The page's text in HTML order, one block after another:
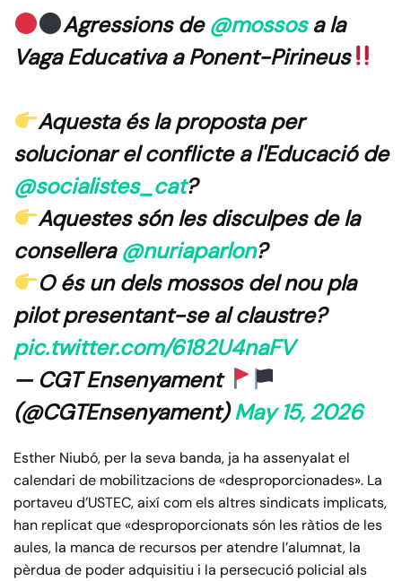
Agressions de@mossosa la
Vaga Educativa a Ponent-Pirineus
Aquesta és la proposta per
solucionar el conflicte a l'Educació de
@socialistes_cat?
Aquestes són les disculpes de la
consellera@nuriaparlon?
O és un dels mossos del nou pla
pilot presentant-se al claustre?
pic.twitter.com/6182U4naFV
— CGT Ensenyament
(@CGTEnsenyament)May 15, 2026
Esther Niubó, per la seva banda, ja ha assenyalat el
calendari de mobilitzacions de «desproporcionades». La
portaveu d’USTEC, així com els altres sindicats implicats,
han replicat que «desproporcionats són les ràtios de les
aules, la manca de recursos per atendre l’alumnat, la
pèrdua de poder adquisitiu i la persecució policial als